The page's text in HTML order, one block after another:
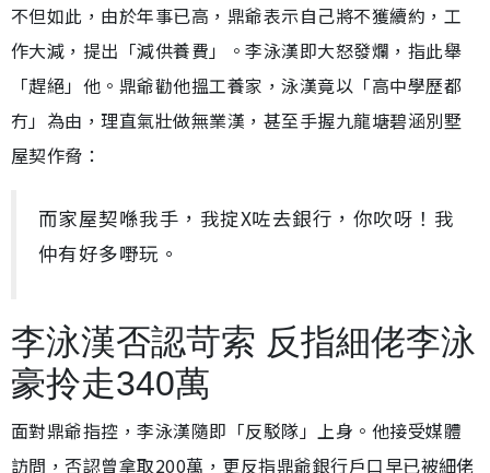
不但如此，由於年事已高，鼎爺表示自己將不獲續約，工
作大減，提出「減供養費」。李泳漢即大怒發爛，指此舉
「趕絕」他。鼎爺勸他搵工養家，泳漢竟以「高中學歷都
冇」為由，理直氣壯做無業漢，甚至手握九龍塘碧涵別墅
屋契作脅：
而家屋契喺我手，我掟X咗去銀行，你吹呀！我
仲有好多嘢玩。
李泳漢否認苛索 反指細佬李泳
豪拎走340萬
面對鼎爺指控，李泳漢隨即「反駁隊」上身。他接受媒體
訪問，否認曾拿取200萬，更反指鼎爺銀行戶口早已被細佬